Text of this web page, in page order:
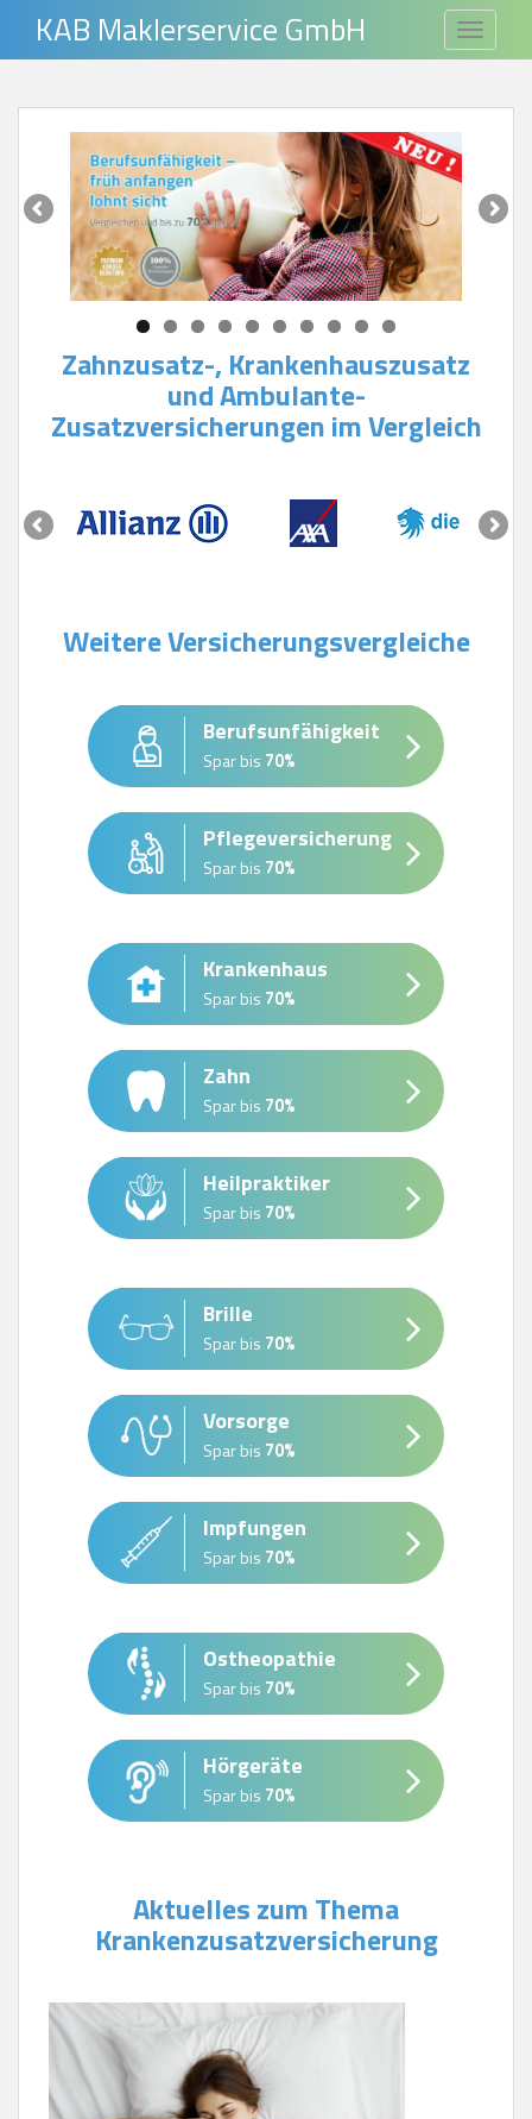
KAB Maklerservice GmbH
Zahnzusatz-, Krankenhauszusatz
und Ambulante-
Zusatzversicherungen im Vergleich
Weitere Versicherungsvergleiche
Berufsunfähigkeit
Spar bis 70%
Pflegeversicherung
Spar bis 70%
Krankenhaus
Spar bis 70%
Zahn
Spar bis 70%
Heilpraktiker
Spar bis 70%
Brille
Spar bis 70%
Vorsorge
Spar bis 70%
Impfungen
Spar bis 70%
Ostheopathie
Spar bis 70%
Hörgeräte
Spar bis 70%
Aktuelles zum Thema
Krankenzusatzversicherung